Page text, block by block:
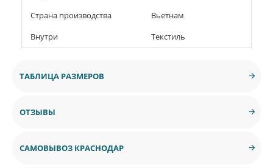
Страна производства
Вьетнам
Внутри
Текстиль
ТАБЛИЦА РАЗМЕРОВ
ОТЗЫВЫ
САМОВЫВОЗ КРАСНОДАР